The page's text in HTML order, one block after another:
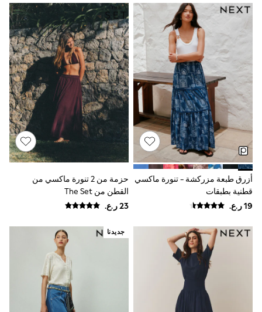
Sandals
Swimwear
Sun Hats & Caps
Mens' Holiday Shop
Shirts
Linen Collection
Polo Shirts
Tops & T-Shirts
Trousers & Chinos
Jeans
Sandals
Shorts
Swimwear
Hats & Caps
Vests
Sunglasses
Beach Towels
Bags
Travel Bags
Angel & Rocket
B by Ted Baker
Baker by Ted Baker
Boden
Lipsy
Love & Roses
Mint Velvet
Monsoon
أزرق طبعة مزركشة - تنورة ماكسي
قطنية بطبقات
حزمة من 2 تنورة ماكسي من
القطن من The Set
جديدنا